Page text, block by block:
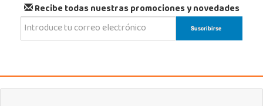
Recibe todas nuestras promociones y novedades